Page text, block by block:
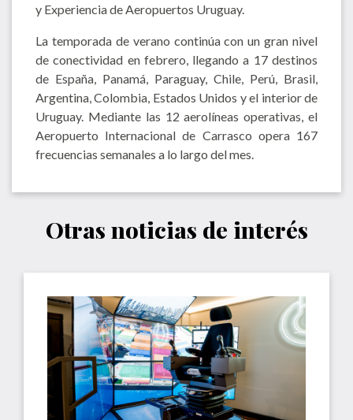
y Experiencia de Aeropuertos Uruguay.
La temporada de verano continúa con un gran nivel
de conectividad en febrero, llegando a 17 destinos
de España, Panamá, Paraguay, Chile, Perú, Brasil,
Argentina, Colombia, Estados Unidos y el interior de
Uruguay. Mediante las 12 aerolíneas operativas, el
Aeropuerto Internacional de Carrasco opera 167
frecuencias semanales a lo largo del mes.
Otras noticias de interés